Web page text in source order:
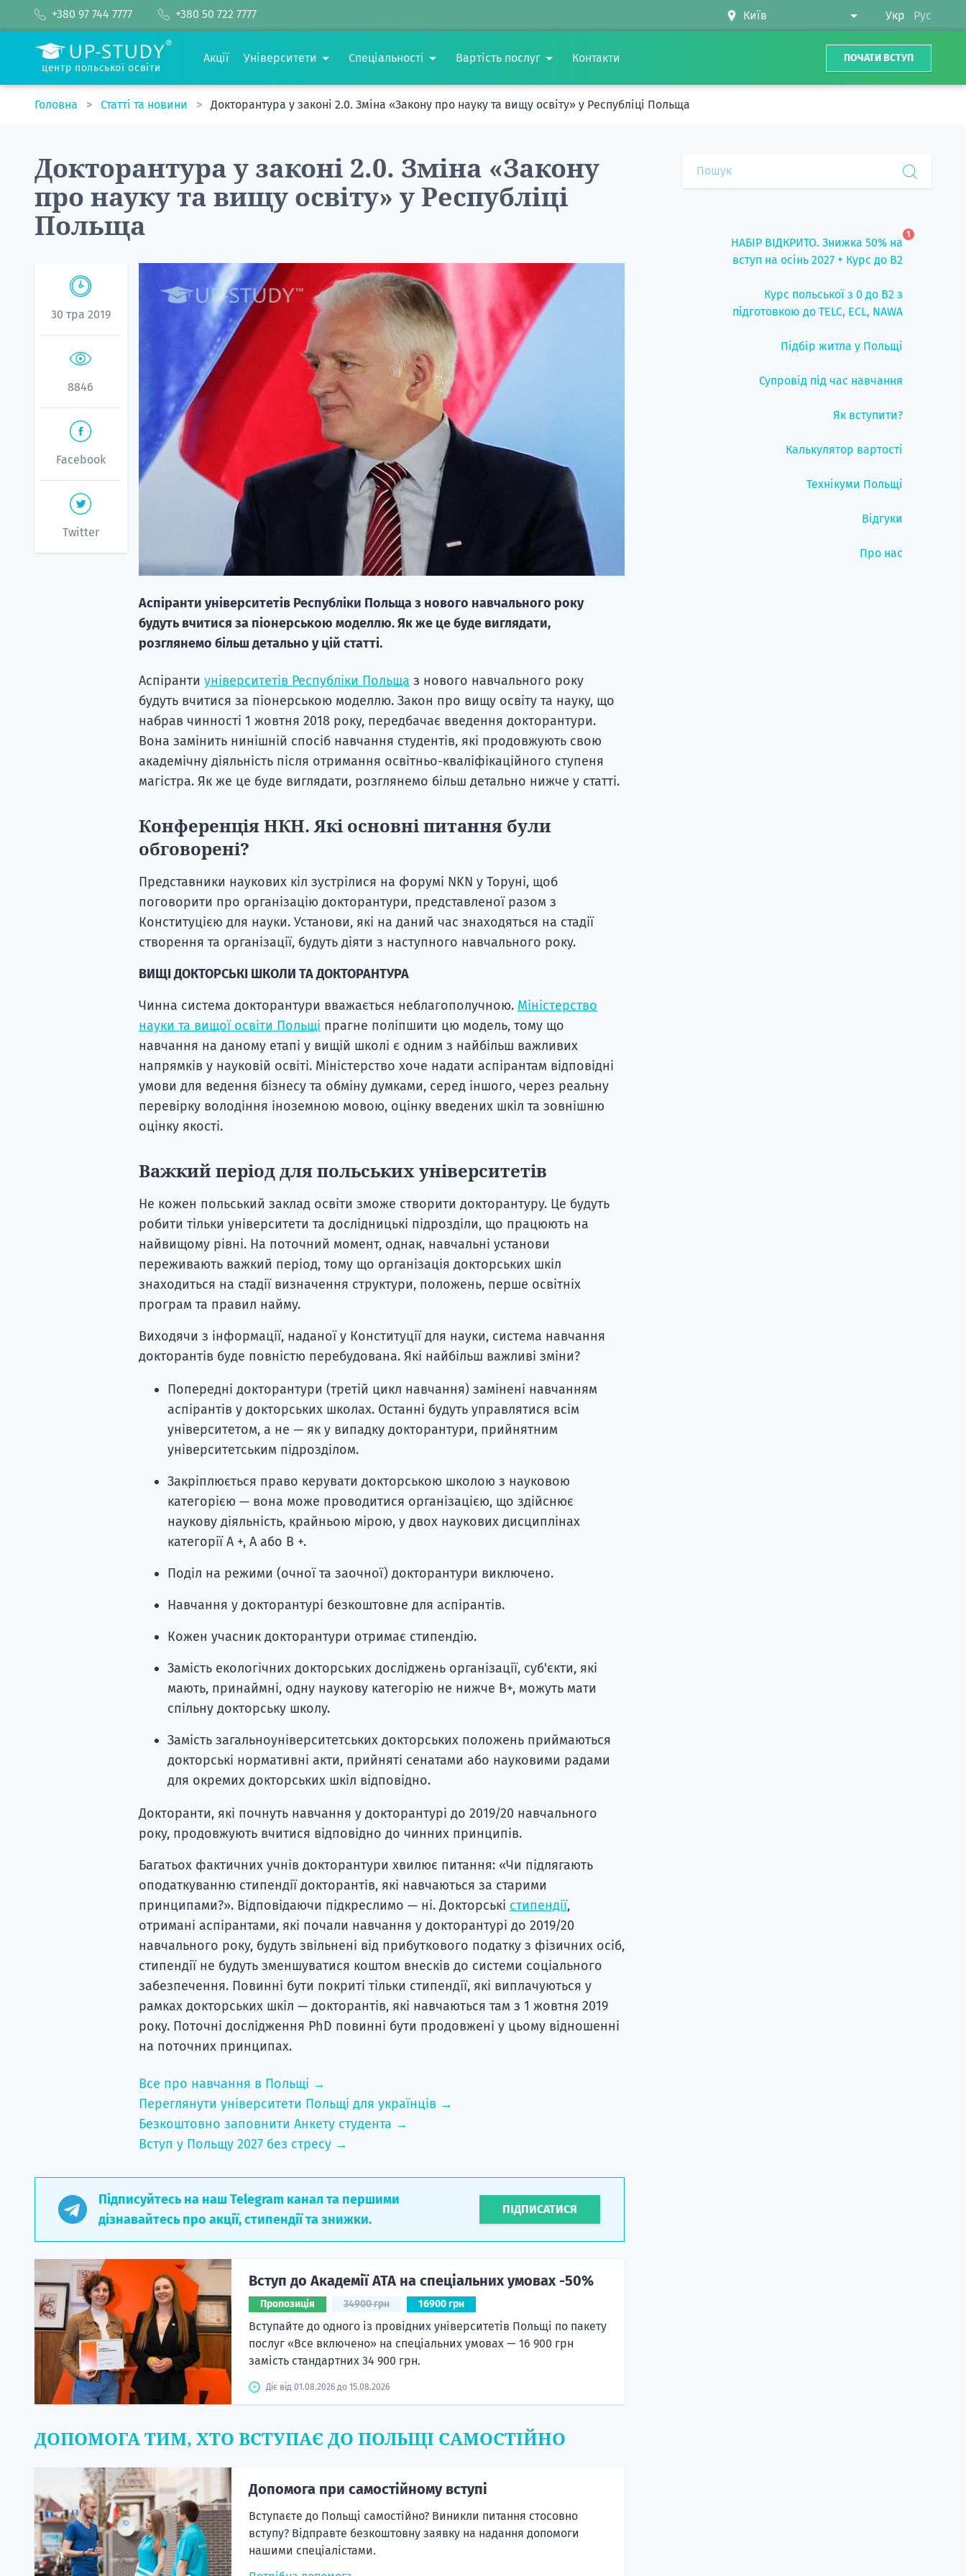
+380 97 744 7777 +380 50 722 7777 Укр Рус
центр польської освіти
Акції Університети Спеціальності Вартість послуг Контакти ПОЧАТИ ВСТУП
Головна Статті та новини Докторантура у законі 2.0. Зміна «Закону про науку та вищу освіту» у Республіці Польща
Докторантура у законі 2.0. Зміна «Закону
про науку та вищу освіту» у Республіці
Польща
30 тра 2019
8846
Facebook
Twitter
Аспіранти університетів Республіки Польща з нового навчального року
будуть вчитися за піонерською моделлю. Як же це буде виглядати,
розглянемо більш детально у цій статті.
Аспіранти університетів Республіки Польща з нового навчального року
будуть вчитися за піонерською моделлю. Закон про вищу освіту та науку, що
набрав чинності 1 жовтня 2018 року, передбачає введення докторантури.
Вона замінить нинішній спосіб навчання студентів, які продовжують свою
академічну діяльність після отримання освітньо-кваліфікаційного ступеня
магістра. Як же це буде виглядати, розглянемо більш детально нижче у статті.
Конференція НКН. Які основні питання були
обговорені?
Представники наукових кіл зустрілися на форумі NKN у Торуні, щоб
поговорити про організацію докторантури, представленої разом з
Конституцією для науки. Установи, які на даний час знаходяться на стадії
створення та організації, будуть діяти з наступного навчального року.
ВИЩІ ДОКТОРСЬКІ ШКОЛИ ТА ДОКТОРАНТУРА
Чинна система докторантури вважається неблагополучною. Міністерство
науки та вищої освіти Польщі прагне поліпшити цю модель, тому що
навчання на даному етапі у вищій школі є одним з найбільш важливих
напрямків у науковій освіті. Міністерство хоче надати аспірантам відповідні
умови для ведення бізнесу та обміну думками, серед іншого, через реальну
перевірку володіння іноземною мовою, оцінку введених шкіл та зовнішню
оцінку якості.
Важкий період для польських університетів
Не кожен польський заклад освіти зможе створити докторантуру. Це будуть
робити тільки університети та дослідницькі підрозділи, що працюють на
найвищому рівні. На поточний момент, однак, навчальні установи
переживають важкий період, тому що організація докторських шкіл
знаходиться на стадії визначення структури, положень, перше освітніх
програм та правил найму.
Виходячи з інформації, наданої у Конституції для науки, система навчання
докторантів буде повністю перебудована. Які найбільш важливі зміни?
Попередні докторантури (третій цикл навчання) замінені навчанням
аспірантів у докторських школах. Останні будуть управлятися всім
університетом, а не — як у випадку докторантури, прийнятним
університетським підрозділом.
Закріплюється право керувати докторською школою з науковою
категорією — вона може проводитися організацією, що здійснює
наукову діяльність, крайньою мірою, у двох наукових дисциплінах
категорії A +, A або B +.
Поділ на режими (очної та заочної) докторантури виключено.
Навчання у докторантурі безкоштовне для аспірантів.
Кожен учасник докторантури отримає стипендію.
Замість екологічних докторських досліджень організації, суб'єкти, які
мають, принаймні, одну наукову категорію не нижче B+, можуть мати
спільну докторську школу.
Замість загальноуніверситетських докторських положень приймаються
докторські нормативні акти, прийняті сенатами або науковими радами
для окремих докторських шкіл відповідно.
Докторанти, які почнуть навчання у докторантурі до 2019/20 навчального
року, продовжують вчитися відповідно до чинних принципів.
Багатьох фактичних учнів докторантури хвилює питання: «Чи підлягають
оподаткуванню стипендії докторантів, які навчаються за старими
принципами?». Відповідаючи підкреслимо — ні. Докторські стипендії,
отримані аспірантами, які почали навчання у докторантурі до 2019/20
навчального року, будуть звільнені від прибуткового податку з фізичних осіб,
стипендії не будуть зменшуватися коштом внесків до системи соціального
забезпечення. Повинні бути покриті тільки стипендії, які виплачуються у
рамках докторських шкіл — докторантів, які навчаються там з 1 жовтня 2019
року. Поточні дослідження PhD повинні бути продовжені у цьому відношенні
на поточних принципах.
Все про навчання в Польщі →
Переглянути університети Польщі для українців →
Безкоштовно заповнити Анкету студента →
Вступ у Польщу 2027 без стресу →
Підписуйтесь на наш Telegram канал та першими
дізнавайтесь про акції, стипендії та знижки.
ПІДПИСАТИСЯ
Вступ до Академії ATA на спеціальних умовах -50%
Пропозиція 34900 грн 16900 грн
Вступайте до одного із провідних університетів Польщі по пакету
послуг «Все включено» на спеціальних умовах — 16 900 грн
замість стандартних 34 900 грн.
Діє від 01.08.2026 до 15.08.2026
ДОПОМОГА ТИМ, ХТО ВСТУПАЄ ДО ПОЛЬЩІ САМОСТІЙНО
Допомога при самостійному вступі
Вступаєте до Польщі самостійно? Виникли питання стосовно
вступу? Відправте безкоштовну заявку на надання допомоги
нашими спеціалістами.
НАБІР ВІДКРИТО. Знижка 50% на
вступ на осінь 2027 + Курс до B2
1
Курс польської з 0 до B2 з
підготовкою до TELC, ECL, NAWA
Підбір житла у Польщі
Супровід під час навчання
Як вступити?
Калькулятор вартості
Технікуми Польщі
Відгуки
Про нас